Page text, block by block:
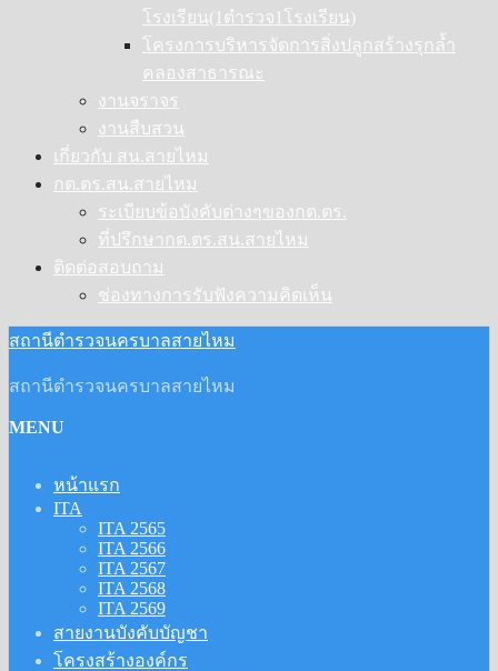
โรงเรียน(1ตำรวจ1โรงเรียน)
โครงการบริหารจัดการสิ่งปลูกสร้างรุกล้ำ
คลองสาธารณะ
งานจราจร
งานสืบสวน
เกี่ยวกับ สน.สายไหม
กต.ตร.สน.สายไหม
ระเบียบข้อบังคับต่างๆของกต.ตร.
ที่ปรึกษากต.ตร.สน.สายไหม
ติดต่อสอบถาม
ช่องทางการรับฟังความคิดเห็น
สถานีตำรวจนครบาลสายไหม
สถานีตำรวจนครบาลสายไหม
MENU
หน้าแรก
ITA
ITA 2565
ITA 2566
ITA 2567
ITA 2568
ITA 2569
สายงานบังคับบัญชา
โครงสร้างองค์กร